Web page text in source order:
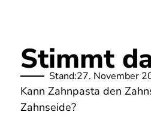
Stimmt
Stand:27. November
Kann Zahnpasta den
Zahnseide?